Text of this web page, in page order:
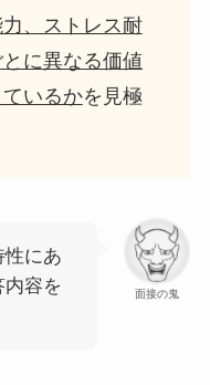
、ストレス耐
に異なる価値
いるかを見極
面接の鬼
性にあ
内容を